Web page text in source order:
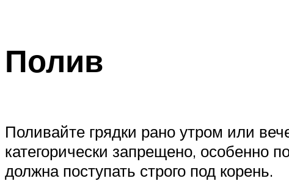
Полив
Поливайте грядки рано утром или
категорически запрещено, особенно
должна поступать строго под корень.